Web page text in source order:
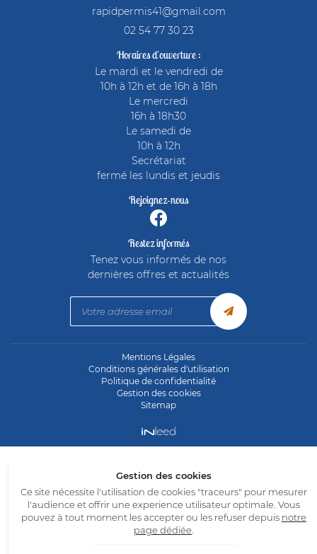
02 54 77 30 23
Horaires d'ouverture :
Le mardi et le vendredi de
10h à 12h et de 16h à 18h
Le mercredi
16h à 18h30
Le samedi de
10h à 12h
Secrétariat
fermé les lundis et jeudis
Rejoignez-nous
Restez informés
Tenez vous informés de nos
dernières offres et actualités
Mentions Légales
Conditions générales d'utilisation
Politique de confidentialité
Gestion des cookies
Sitemap
Gestion des cookies
Ce site nécessite l'utilisation de cookies "traceurs" pour mesurer
l'audience et offrir une experience utilisateur optimale. Vous
pouvez à tout moment les accepter ou les refuser depuis notre
page dédiée.